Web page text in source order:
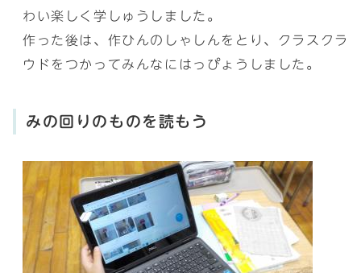
わい楽しく学しゅうしました。
作った後は、作ひんのしゃしんをとり、クラスクラ
ウドをつかってみんなにはっぴょうしました。
みの回りのものを読もう